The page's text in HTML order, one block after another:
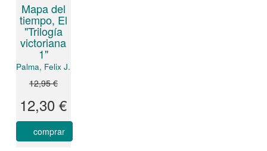
Mapa del
tiempo, El
"Trilogía
victoriana
1"
Palma, Felix J.
12,95 €
12,30 €
comprar